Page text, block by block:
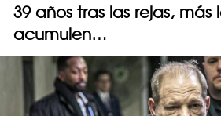
39 años tras las rejas, más
acumulen…